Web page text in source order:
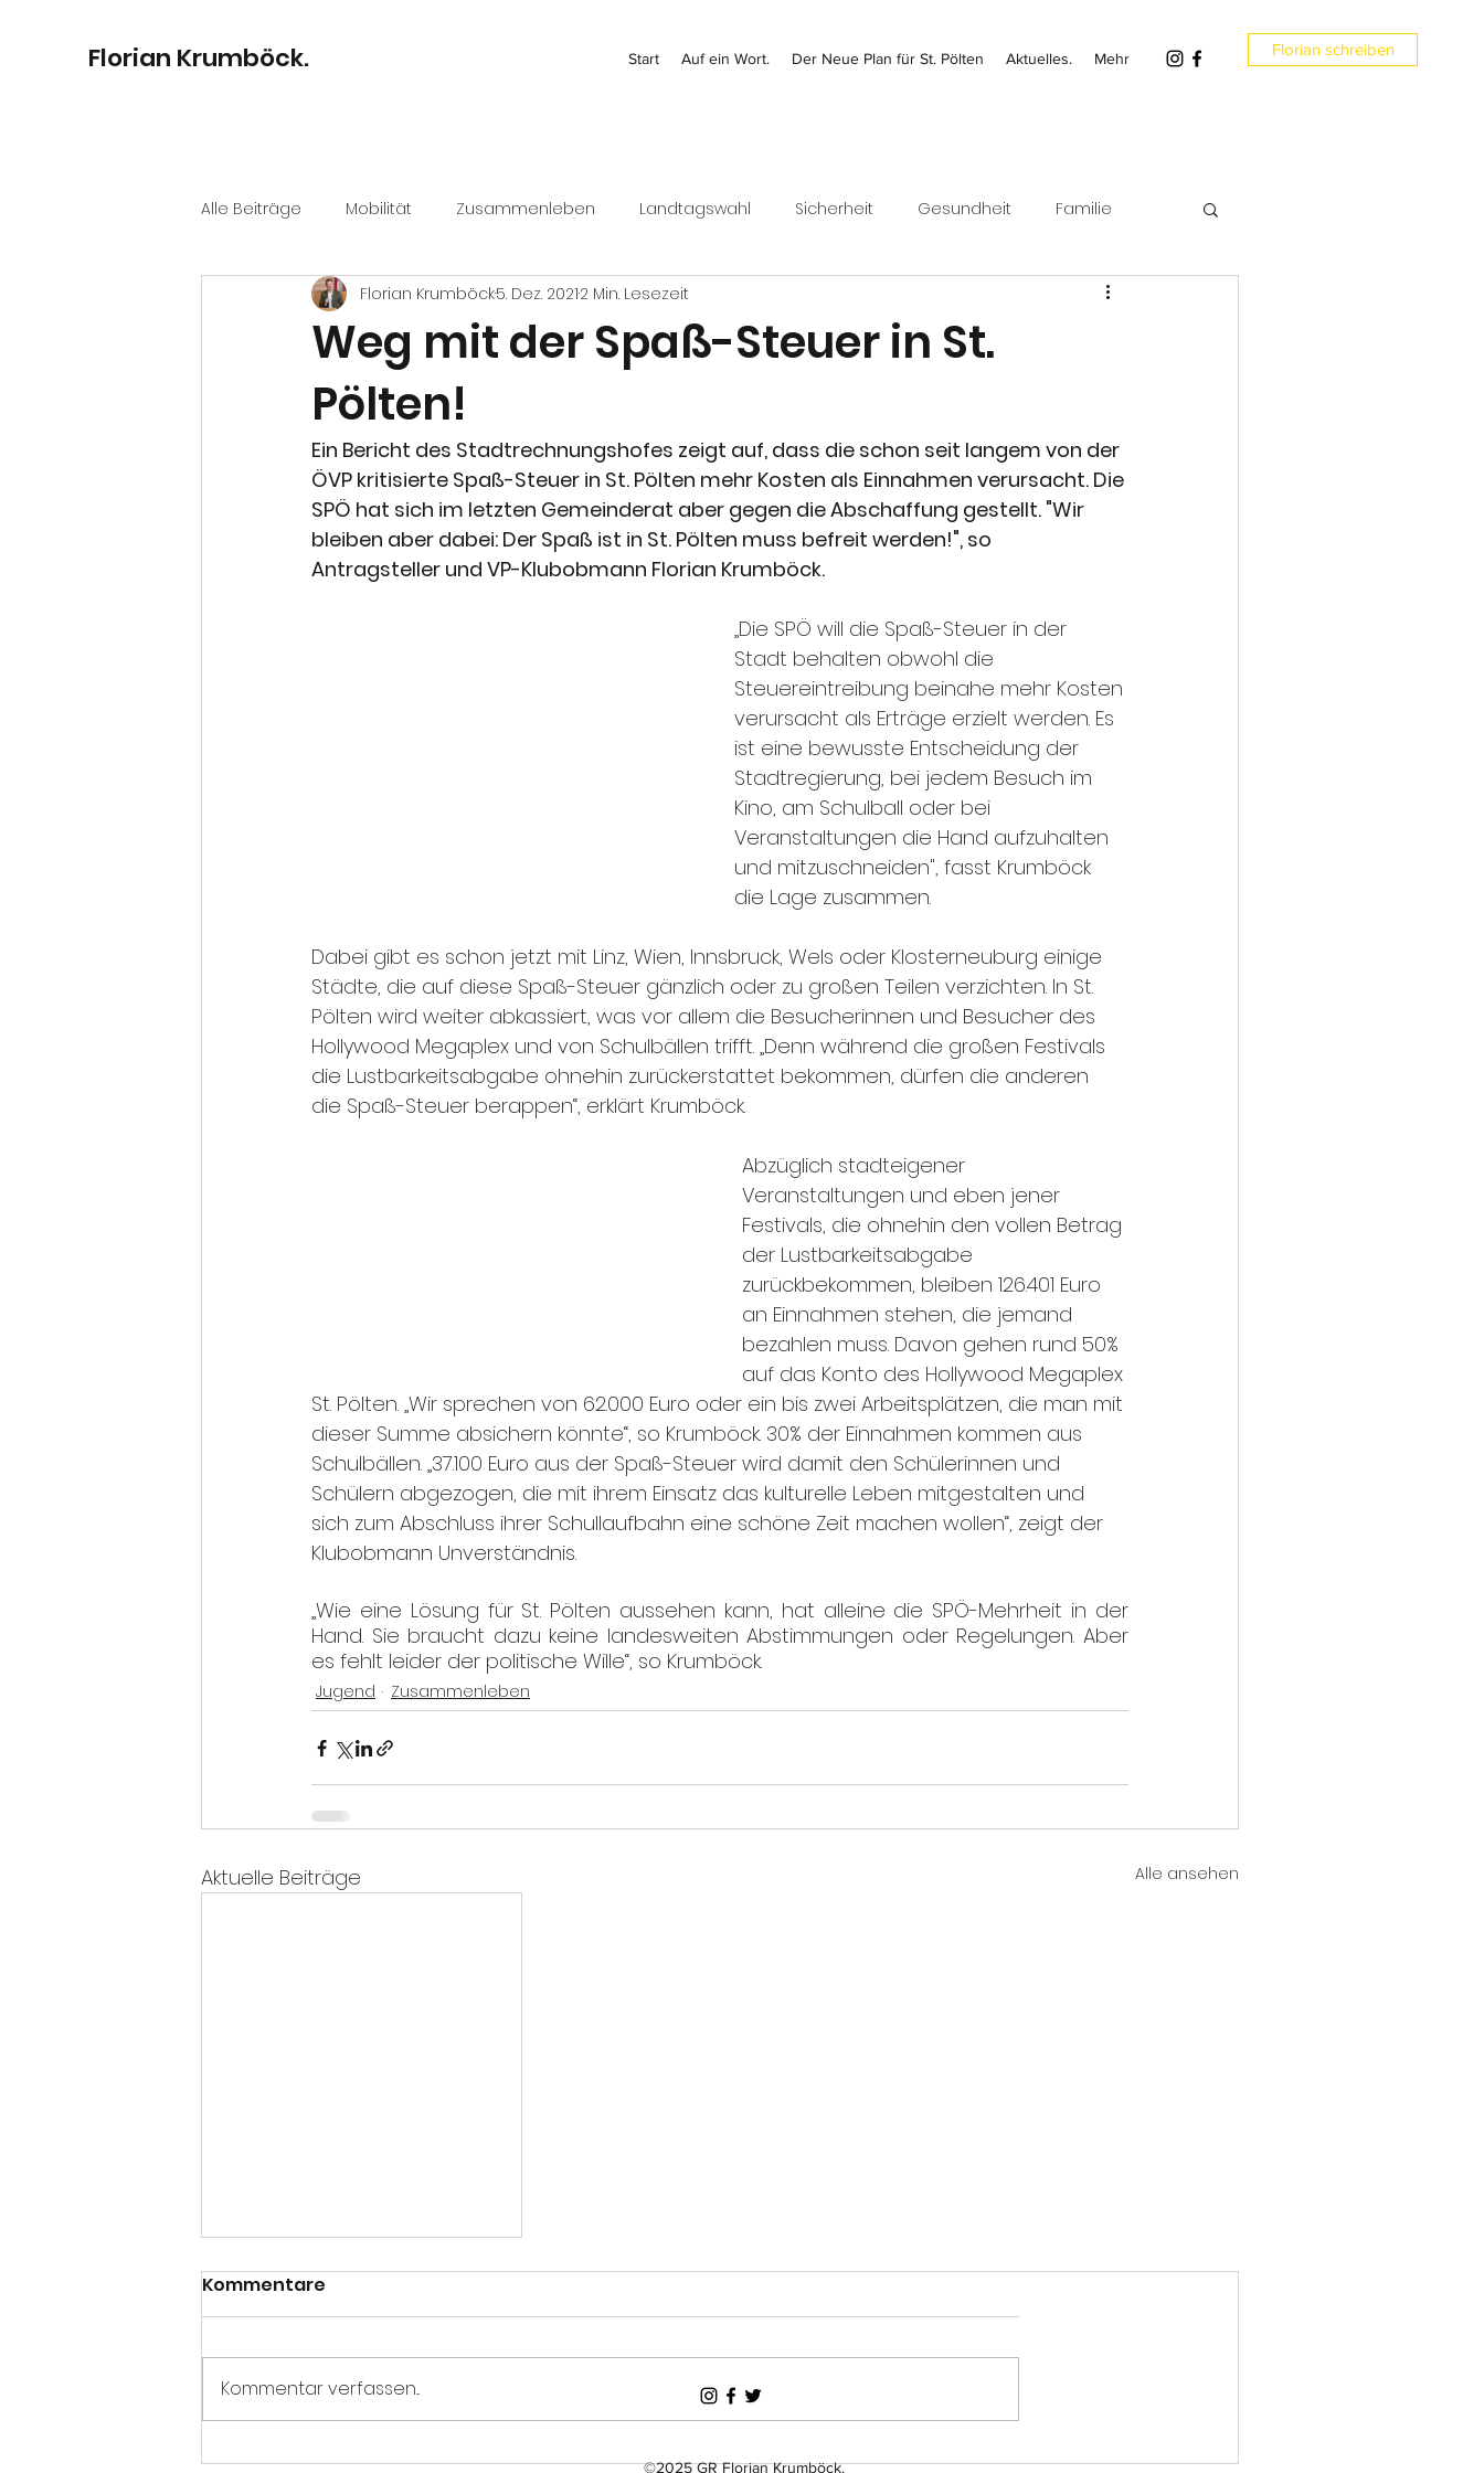
Florian Krumböck. Start Auf ein Wort. Der Neue Plan für St. Pölten Aktuelles. Mehr Florian schreiben
Alle Beiträge Mobilität Zusammenleben Landtagswahl Sicherheit Gesundheit Familie
Digitalisierung Kontrolle Jugend Umwelt
Stadtentwicklung
Weg mit der Spaß-Steuer in St.
Pölten!
Florian Krumböck5. Dez. 20212 Min. Lesezeit
Ein Bericht des Stadtrechnungshofes zeigt auf, dass die schon seit langem von der
ÖVP kritisierte Spaß-Steuer in St. Pölten mehr Kosten als Einnahmen verursacht. Die
SPÖ hat sich im letzten Gemeinderat aber gegen die Abschaffung gestellt. "Wir
bleiben aber dabei: Der Spaß ist in St. Pölten muss befreit werden!", so
Antragsteller und VP-Klubobmann Florian Krumböck.
„Die SPÖ will die Spaß-Steuer in der
Stadt behalten obwohl die
Steuereintreibung beinahe mehr Kosten
verursacht als Erträge erzielt werden. Es
ist eine bewusste Entscheidung der
Stadtregierung, bei jedem Besuch im
Kino, am Schulball oder bei
Veranstaltungen die Hand aufzuhalten
und mitzuschneiden", fasst Krumböck
die Lage zusammen.
Dabei gibt es schon jetzt mit Linz, Wien, Innsbruck, Wels oder Klosterneuburg einige
Städte, die auf diese Spaß-Steuer gänzlich oder zu großen Teilen verzichten. In St.
Pölten wird weiter abkassiert, was vor allem die Besucherinnen und Besucher des
Hollywood Megaplex und von Schulbällen trifft. „Denn während die großen Festivals
die Lustbarkeitsabgabe ohnehin zurückerstattet bekommen, dürfen die anderen
die Spaß-Steuer berappen“, erklärt Krumböck.
Abzüglich stadteigener
Veranstaltungen und eben jener
Festivals, die ohnehin den vollen Betrag
der Lustbarkeitsabgabe
zurückbekommen, bleiben 126.401 Euro
an Einnahmen stehen, die jemand
bezahlen muss. Davon gehen rund 50%
auf das Konto des Hollywood Megaplex
St. Pölten. „Wir sprechen von 62.000 Euro oder ein bis zwei Arbeitsplätzen, die man mit
dieser Summe absichern könnte“, so Krumböck. 30% der Einnahmen kommen aus
Schulbällen. „37.100 Euro aus der Spaß-Steuer wird damit den Schülerinnen und
Schülern abgezogen, die mit ihrem Einsatz das kulturelle Leben mitgestalten und
sich zum Abschluss ihrer Schullaufbahn eine schöne Zeit machen wollen“, zeigt der
Klubobmann Unverständnis.
„Wie eine Lösung für St. Pölten aussehen kann, hat alleine die SPÖ-Mehrheit in der
Hand. Sie braucht dazu keine landesweiten Abstimmungen oder Regelungen. Aber
es fehlt leider der politische Wille“, so Krumböck.
Jugend Zusammenleben
Aktuelle Beiträge Alle ansehen
Jetzt müssen die Jungen
Kommentare
Kommentar verfassen...
©2025 GR Florian Krumböck.